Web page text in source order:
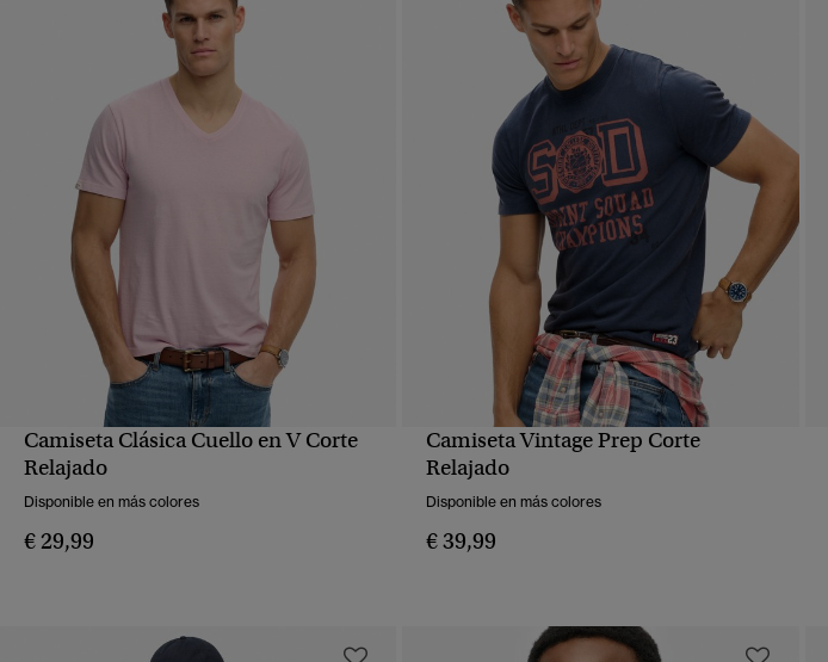
Camiseta Clásica Cuello en V Corte
Relajado
Disponible en más colores
€ 29,99
VISTA RÁPIDA
Camiseta Vintage Prep Corte
Relajado
Disponible en más colores
€ 39,99